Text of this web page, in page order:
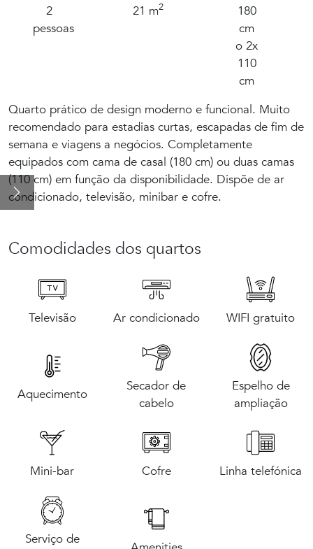
hotel e seus arredores
Nossos Quartos
cidade: Ourense
2
pessoas
21 m2
180
cm
o 2x
110
cm
Quarto prático de design moderno e funcional. Muito
recomendado para estadias curtas, escapadas de fim de
semana e viagens a negócios. Completamente
equipados com cama de casal (180 cm) ou duas camas
(110 cm) em função da disponibilidade. Dispõe de ar
condicionado, televisão, minibar e cofre.
Comodidades dos quartos
Televisão Ar condicionado WIFI gratuito
Aquecimento
Secador de
cabelo
Espelho de
ampliação
Mini-bar Cofre Linha telefónica
Serviço de